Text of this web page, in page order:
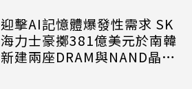
迎擊AI記憶體爆發性需求 SK
海力士豪擲381億美元於南韓
新建兩座DRAM與NAND晶圓